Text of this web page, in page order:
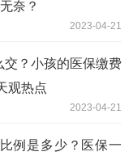
奈？
2023-04-21
交？小孩的医保缴费
观热点
2023-04-21
例是多少？医保一